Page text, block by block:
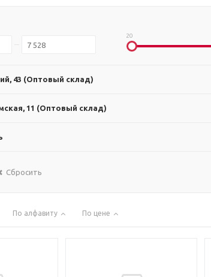
20
43 (Оптовый склад)
11 (Оптовый склад)
Сбросить
По алфавиту По цене